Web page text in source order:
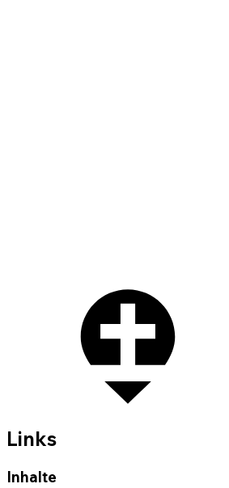
Links
Inhalte